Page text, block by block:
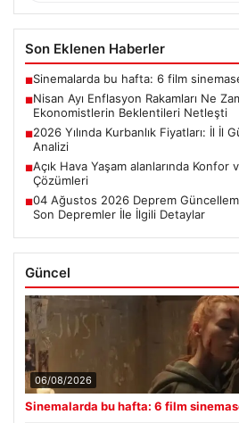
Son Eklenen Haberler
■Sinemalarda bu hafta: 6 film
■Nisan Ayı Enflasyon Rakamları Ne
Ekonomistlerin Beklentileri Netleşti
■2026 Yılında Kurbanlık Fiyatları: İl İl
Analizi
■Açık Hava Yaşam alanlarında Konfor
Çözümleri
■04 Ağustos 2026 Deprem
Son Depremler İle İlgili Detaylar
Güncel
06/08/2026
Sinemalarda bu hafta: 6 film